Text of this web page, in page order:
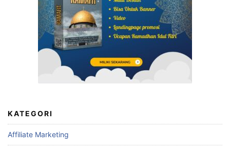
KATEGORI
Affiliate Marketing